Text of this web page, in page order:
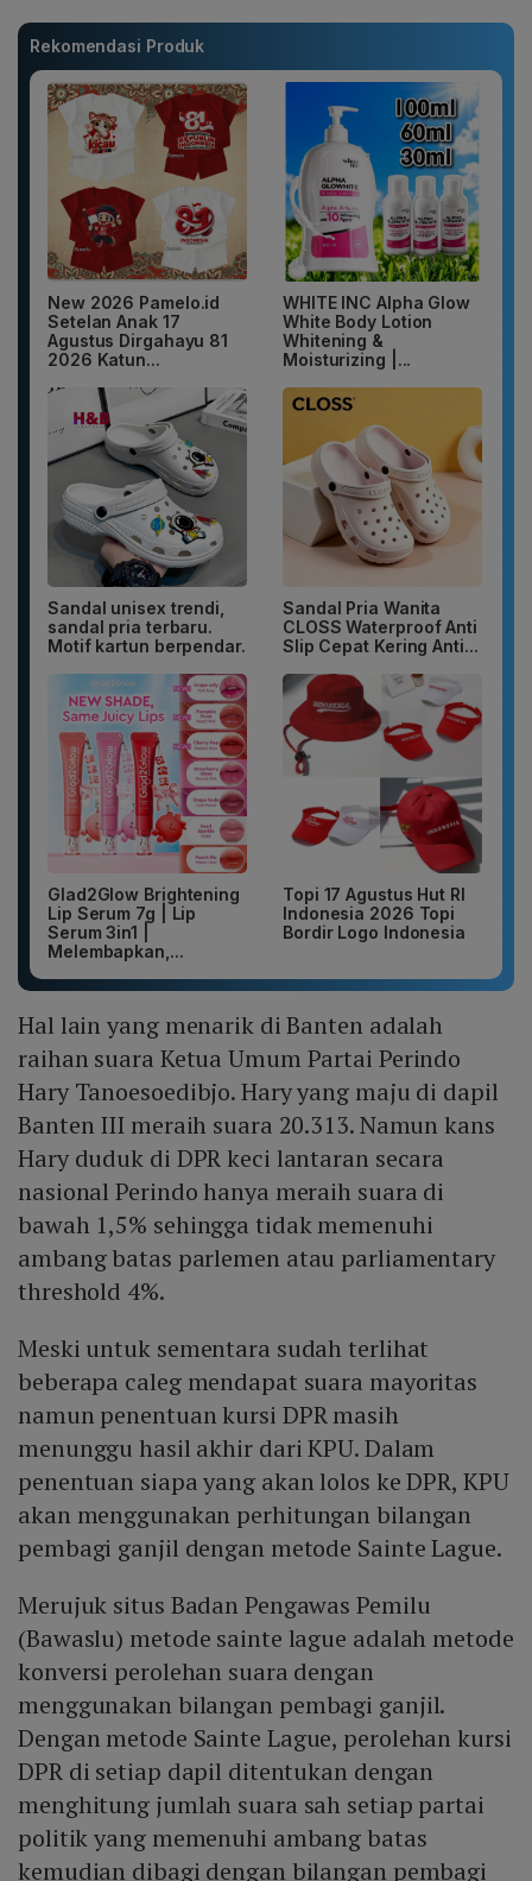
Rekomendasi Produk
New 2026 Pamelo.id
Setelan Anak 17
Agustus Dirgahayu 81
2026 Katun...
WHITE INC Alpha Glow
White Body Lotion
Whitening &
Moisturizing |...
Sandal unisex trendi,
sandal pria terbaru.
Motif kartun berpendar.
Sandal Pria Wanita
CLOSS Waterproof Anti
Slip Cepat Kering Anti...
Glad2Glow Brightening
Lip Serum 7g | Lip
Serum 3in1 |
Melembapkan,...
Topi 17 Agustus Hut RI
Indonesia 2026 Topi
Bordir Logo Indonesia
Hal lain yang menarik di Banten adalah
raihan suara Ketua Umum Partai Perindo
Hary Tanoesoedibjo. Hary yang maju di dapil
Banten III meraih suara 20.313. Namun kans
Hary duduk di DPR keci lantaran secara
nasional Perindo hanya meraih suara di
bawah 1,5% sehingga tidak memenuhi
ambang batas parlemen atau parliamentary
threshold 4%.
Meski untuk sementara sudah terlihat
beberapa caleg mendapat suara mayoritas
namun penentuan kursi DPR masih
menunggu hasil akhir dari KPU. Dalam
penentuan siapa yang akan lolos ke DPR, KPU
akan menggunakan perhitungan bilangan
pembagi ganjil dengan metode Sainte Lague.
Merujuk situs Badan Pengawas Pemilu
(Bawaslu) metode sainte lague adalah metode
konversi perolehan suara dengan
menggunakan bilangan pembagi ganjil.
Dengan metode Sainte Lague, perolehan kursi
DPR di setiap dapil ditentukan dengan
menghitung jumlah suara sah setiap partai
politik yang memenuhi ambang batas
kemudian dibagi dengan bilangan pembagi